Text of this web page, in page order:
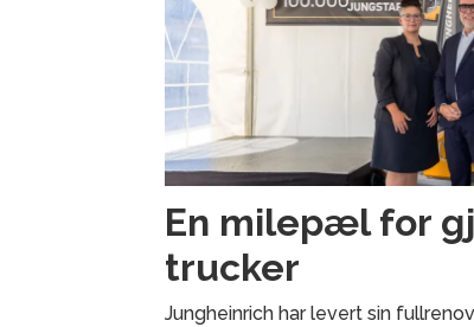
En milepæl for
trucker
Jungheinrich har levert sin